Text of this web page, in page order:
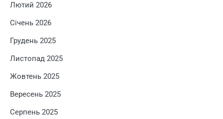
Лютий 2026
Січень 2026
Грудень 2025
Листопад 2025
Жовтень 2025
Вересень 2025
Серпень 2025